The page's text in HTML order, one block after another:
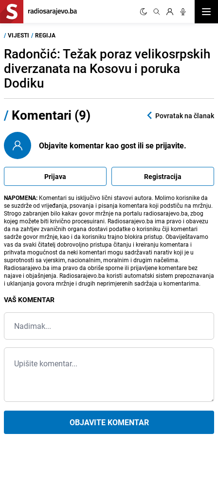
/ VIJESTI / REGIJA
Radončić: Težak poraz velikosrpskih
diverzanata na Kosovu i poruka
Dodiku
/ Komentari (9) Povratak na članak
Objavite komentar kao gost ili se prijavite.
Prijava Registracija
NAPOMENA: Komentari su isključivo lični stavovi autora. Molimo korisnike da
se suzdrže od vrijeđanja, psovanja i pisanja komentara koji podstiču na mržnju.
Strogo zabranjen bilo kakav govor mržnje na portalu radiosarajevo.ba, zbog
kojeg možete biti krivično procesuirani. Radiosarajevo.ba ima pravo i obavezu
da na zahtjev zvaničnih organa dostavi podatke o korisniku čiji komentari
sadrže govor mržnje, kao i da korisniku trajno blokira pristup. Obaviještavamo
vas da svaki čitatelj dobrovoljno pristupa čitanju i kreiranju komentara i
prihvata mogućnost da neki komentari mogu sadržavati narativ koji je u
suprotnosti sa vjerskim, nacionalnim, moralnim i drugim načelima.
Radiosarajevo.ba ima pravo da obriše sporne ili prijavljene komentare bez
najave i objašnjenja. Radiosarajevo.ba koristi automatski sistem prepoznavanja
i uklanjanja govora mržnje i drugih neprimjerenih sadržaja u komentarima.
VAŠ KOMENTAR
OBJAVITE KOMENTAR